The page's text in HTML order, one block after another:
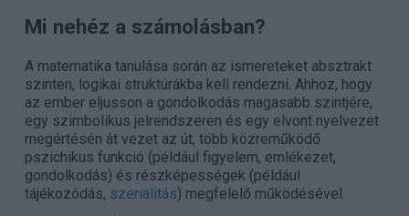
Mi nehéz a számolásban?
A matematika tanulása során az ismereteket absztrakt
szinten, logikai struktúrákba kell rendezni. Ahhoz, hogy
az ember eljusson a gondolkodás magasabb szintjére,
egy szimbolikus jelrendszeren és egy elvont nyelvezet
megértésén át vezet az út, több közreműködő
pszichikus funkció (például figyelem, emlékezet,
gondolkodás) és részképességek (például
tájékozódás, szerialitás) megfelelő működésével.